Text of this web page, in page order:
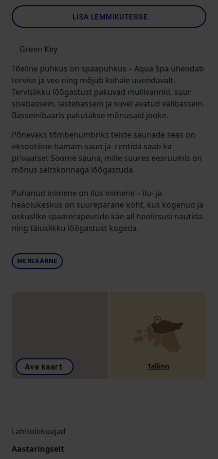
LISA LEMMIKUTESSE
Green Key
Tõeline puhkus on spaapuhkus – Aqua Spa ühendab
tervise ja vee ning mõjub kehale uuendavalt.
Tervislikku lõõgastust pakuvad mullivannid, suur
sisebassein, lastebassein ja suvel avatud välibassein.
Basseinibaaris pakutakse mõnusaid jooke.
Põnevaks tõmbenumbriks teiste saunade seas on
eksootiline hamam-saun ja rentida saab ka
privaatset Soome sauna, mille suures eesruumis on
mõnus seltskonnaga lõõgastuda.
Puhanud inimene on ilus inimene – ilu- ja
heaolukeskus on suurepärane koht, kus kogenud ja
oskuslike spaaterapeutide käe all hoolitsusi nautida
ning täiuslikku lõõgastust kogeda.
MEREÄÄRNE
Ava kaart Tallinn
Lahtiolekuajad
Aastaringselt